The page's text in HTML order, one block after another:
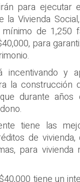
para ejecutar
la Vivienda
de 1,250
para
incentivando y
la construcción
durante años
tiene las
de
para vivienda
tiene un